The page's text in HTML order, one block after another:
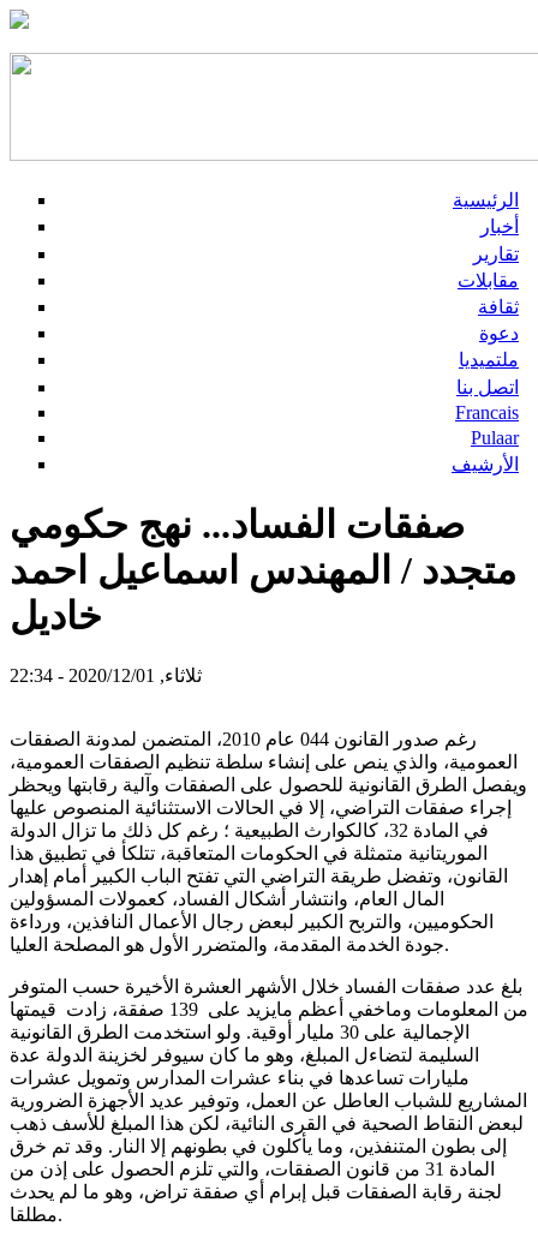
الرئيسية
أخبار
تقارير
مقابلات
ثقافة
دعوة
ملتميديا
اتصل بنا
Francais
Pulaar
الأرشيف
صفقات الفساد... نهج حكومي
متجدد / المهندس اسماعيل احمد
خاديل
ثلاثاء, 2020/12/01 - 22:34
رغم صدور القانون 044 عام 2010، المتضمن لمدونة الصفقات
العمومية، والذي ينص على إنشاء سلطة تنظيم الصفقات العمومية،
ويفصل الطرق القانونية للحصول على الصفقات وآلية رقابتها ويحظر
إجراء صفقات التراضي، إلا في الحالات الاستثنائية المنصوص عليها
في المادة 32، كالكوارث الطبيعية ؛ رغم كل ذلك ما تزال الدولة
الموريتانية متمثلة في الحكومات المتعاقبة، تتلكأ في تطبيق هذا
القانون، وتفضل طريقة التراضي التي تفتح الباب الكبير أمام إهدار
المال العام، وانتشار أشكال الفساد، كعمولات المسؤولين
الحكوميين، والتربح الكبير لبعض رجال الأعمال النافذين، ورداءة
جودة الخدمة المقدمة، والمتضرر الأول هو المصلحة العليا.
بلغ عدد صفقات الفساد خلال الأشهر العشرة الأخيرة حسب المتوفر
من المعلومات وماخفي أعظم مايزيد على 139 صفقة، زادت قيمتها
الإجمالية على 30 مليار أوقية. ولو استخدمت الطرق القانونية
السليمة لتضاءل المبلغ، وهو ما كان سيوفر لخزينة الدولة عدة
مليارات تساعدها في بناء عشرات المدارس وتمويل عشرات
المشاريع للشباب العاطل عن العمل، وتوفير عديد الأجهزة الضرورية
لبعض النقاط الصحية في القرى النائية، لكن هذا المبلغ للأسف ذهب
إلى بطون المتنفذين، وما يأكلون في بطونهم إلا النار. وقد تم خرق
المادة 31 من قانون الصفقات، والتي تلزم الحصول على إذن من
لجنة رقابة الصفقات قبل إبرام أي صفقة تراض، وهو ما لم يحدث
مطلقا.